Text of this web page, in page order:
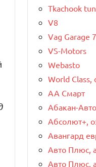
Tkachook
V8
Vag Garage
VS-Motors
Webasto
World Class,
АА Смарт
Абакан-
Абсолют+,
Авангард
Авто Плюс,
Авто Плюс,